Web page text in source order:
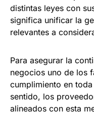
distintas leyes con
significa unificar la
relevantes a
Para asegurar la
negocios uno de los
cumplimiento en
sentido, los
alineados con esta